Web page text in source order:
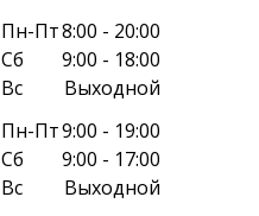
Пн-Пт
Сб
Вс
8:00 - 20:00
9:00 - 18:00
Выходной
Пн-Пт
Сб
Вс
9:00 - 19:00
9:00 - 17:00
Выходной